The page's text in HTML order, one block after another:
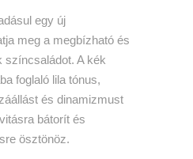
egy új
meg a megbízható és
színcsaládot. A kék
foglaló lila tónus,
és dinamizmust
bátorít és
ösztönöz.